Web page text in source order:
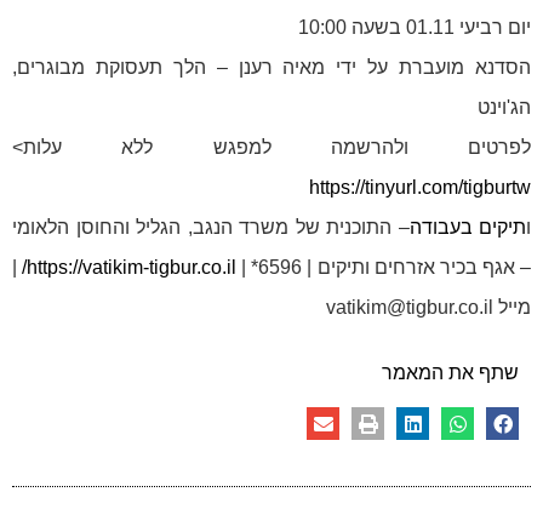
יום רביעי 01.11 בשעה 10:00
הסדנא מועברת על ידי מאיה רענן – הלך תעסוקת מבוגרים,
הג'וינט
לפרטים ולהרשמה למפגש ללא עלות>
https://tinyurl.com/tigburtw
ותיקים בעבודה– התוכנית של משרד הנגב, הגליל והחוסן הלאומי
– אגף בכיר אזרחים ותיקים | 6596* |
https://vatikim-tigbur.co.il/
|
מייל vatikim@tigbur.co.il
שתף את המאמר